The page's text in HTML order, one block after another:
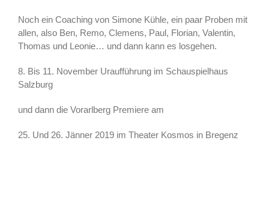
Noch ein Coaching von Simone Kühle, ein paar Proben mit
allen, also Ben, Remo, Clemens, Paul, Florian, Valentin,
Thomas und Leonie… und dann kann es losgehen.
8. Bis 11. November Uraufführung im Schauspielhaus
Salzburg
und dann die Vorarlberg Premiere am
25. Und 26. Jänner 2019 im Theater Kosmos in Bregenz